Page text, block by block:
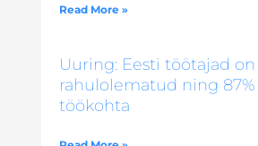
Read More »
Uuring: Eesti töötajad on
rahulolematud ning
töökohta